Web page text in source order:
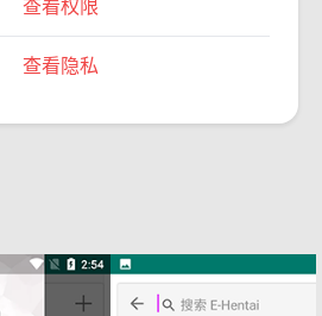
查看权限
查看隐私